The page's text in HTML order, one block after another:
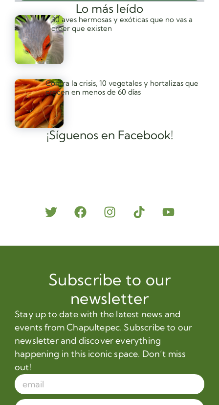
¡Síguenos en Facebook!
Lo más leído
30 aves hermosas y exóticas que no vas a
creer que existen
Contra la crisis, 10 vegetales y hortalizas que
crecen en menos de 60 días
Subscribe to our
newsletter
Stay up to date with the latest news and
events from Chapultepec. Subscribe to our
newsletter and discover everything
happening in this iconic space. Don’t miss
out!